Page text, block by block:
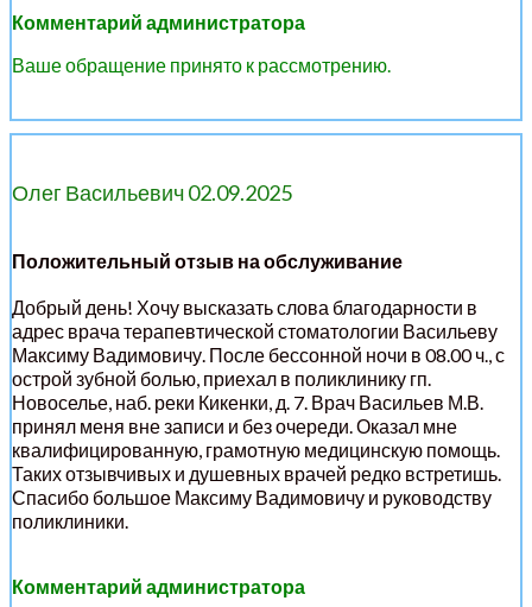
Комментарий администратора
Ваше обращение принято к рассмотрению.
Олег Васильевич 02.09.2025
Положительный отзыв на обслуживание
Добрый день! Хочу высказать слова благодарности в
адрес врача терапевтической стоматологии Васильеву
Максиму Вадимовичу. После бессонной ночи в 08.00 ч., с
острой зубной болью, приехал в поликлинику гп.
Новоселье, наб. реки Кикенки, д. 7. Врач Васильев М.В.
принял меня вне записи и без очереди. Оказал мне
квалифицированную, грамотную медицинскую помощь.
Таких отзывчивых и душевных врачей редко встретишь.
Спасибо большое Максиму Вадимовичу и руководству
поликлиники.
Комментарий администратора